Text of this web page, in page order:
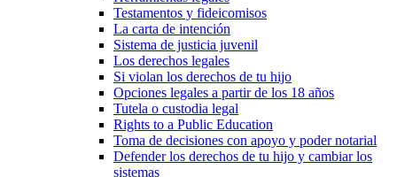
Testamentos y fideicomisos
La carta de intención
Sistema de justicia juvenil
Los derechos legales
Si violan los derechos de tu hijo
Opciones legales a partir de los 18 años
Tutela o custodia legal
Rights to a Public Education
Toma de decisiones con apoyo y poder notarial
Defender los derechos de tu hijo y cambiar los
sistemas